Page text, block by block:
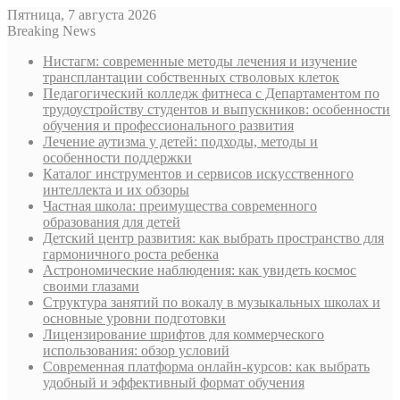
Пятница, 7 августа 2026
Breaking News
Нистагм: современные методы лечения и изучение
трансплантации собственных стволовых клеток
Педагогический колледж фитнеса с Департаментом по
трудоустройству студентов и выпускников: особенности
обучения и профессионального развития
Лечение аутизма у детей: подходы, методы и
особенности поддержки
Каталог инструментов и сервисов искусственного
интеллекта и их обзоры
Частная школа: преимущества современного
образования для детей
Детский центр развития: как выбрать пространство для
гармоничного роста ребенка
Астрономические наблюдения: как увидеть космос
своими глазами
Структура занятий по вокалу в музыкальных школах и
основные уровни подготовки
Лицензирование шрифтов для коммерческого
использования: обзор условий
Современная платформа онлайн-курсов: как выбрать
удобный и эффективный формат обучения